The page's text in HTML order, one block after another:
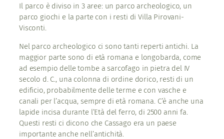
Il parco è diviso in 3 aree: un parco archeologico, un
parco giochi e la parte con i resti di Villa Pirovani-
Visconti.
Nel parco archeologico ci sono tanti reperti antichi. La
maggior parte sono di età romana e longobarda, come
ad esempio delle tombe a sarcofago in pietra del IV
secolo d. C., una colonna di ordine dorico, resti di un
edificio, probabilmente delle terme e con vasche e
canali per l’acqua, sempre di età romana. C’è anche una
lapide incisa durante l’Età del ferro, di 2500 anni fa.
Questi resti ci dicono che Cassago era un paese
importante anche nell’antichità.